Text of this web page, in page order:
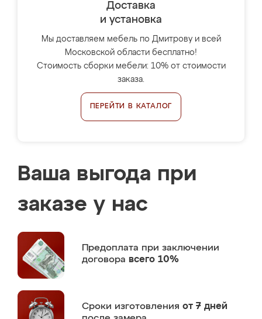
Доставка
и установка
Мы доставляем мебель по Дмитрову и всей
Московской области бесплатно!
Стоимость сборки мебели: 10% от стоимости
заказа.
ПЕРЕЙТИ В КАТАЛОГ
Ваша выгода при
заказе у нас
Предоплата при заключении
договора всего 10%
Сроки изготовления от 7 дней